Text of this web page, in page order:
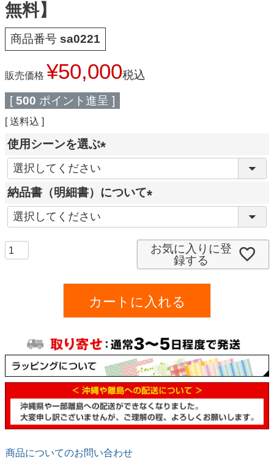
無料】
商品番号 sa0221
販売価格 ¥50,000税込
[ 500 ポイント進呈 ]
送料込
使用シーンを選ぶ
必
須
納品書（明細書）について
必
須
お気に入りに登
録する
カートに入れる
商品についてのお問い合わせ